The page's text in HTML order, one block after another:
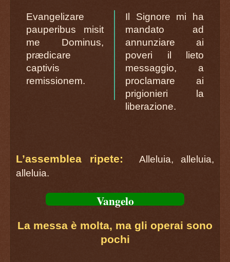
Evangelizare
pauperibus misit
me Dominus,
prædicare
captivis
remissionem.
Il Signore mi ha
mandato ad
annunziare ai
poveri il lieto
messaggio, a
proclamare ai
prigionieri la
liberazione.
L’assemblea ripete:
Alleluia, alleluia,
alleluia.
Vangelo
La messa è molta, ma gli operai sono
pochi